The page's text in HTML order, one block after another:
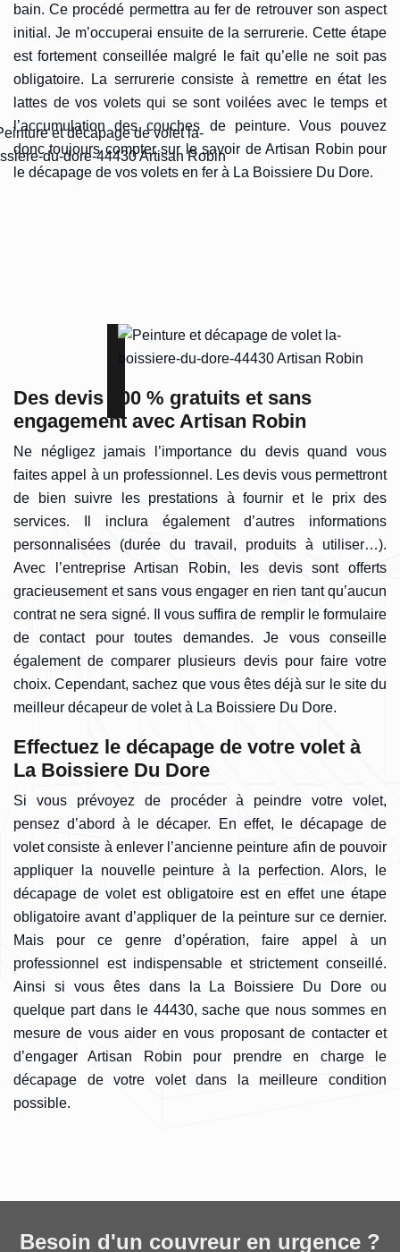
bain. Ce procédé permettra au fer de retrouver son aspect
initial. Je m’occuperai ensuite de la serrurerie. Cette étape
est fortement conseillée malgré le fait qu’elle ne soit pas
obligatoire. La serrurerie consiste à remettre en état les
lattes de vos volets qui se sont voilées avec le temps et
l’accumulation des couches de peinture. Vous pouvez
donc toujours compter sur le savoir de Artisan Robin pour
le décapage de vos volets en fer à La Boissiere Du Dore.
Des devis 100 % gratuits et sans
engagement avec Artisan Robin
Ne négligez jamais l’importance du devis quand vous
faites appel à un professionnel. Les devis vous permettront
de bien suivre les prestations à fournir et le prix des
services. Il inclura également d’autres informations
personnalisées (durée du travail, produits à utiliser…).
Avec l’entreprise Artisan Robin, les devis sont offerts
gracieusement et sans vous engager en rien tant qu’aucun
contrat ne sera signé. Il vous suffira de remplir le formulaire
de contact pour toutes demandes. Je vous conseille
également de comparer plusieurs devis pour faire votre
choix. Cependant, sachez que vous êtes déjà sur le site du
meilleur décapeur de volet à La Boissiere Du Dore.
Effectuez le décapage de votre volet à
La Boissiere Du Dore
Si vous prévoyez de procéder à peindre votre volet,
pensez d’abord à le décaper. En effet, le décapage de
volet consiste à enlever l’ancienne peinture afin de pouvoir
appliquer la nouvelle peinture à la perfection. Alors, le
décapage de volet est obligatoire est en effet une étape
obligatoire avant d’appliquer de la peinture sur ce dernier.
Mais pour ce genre d’opération, faire appel à un
professionnel est indispensable et strictement conseillé.
Ainsi si vous êtes dans la La Boissiere Du Dore ou
quelque part dans le 44430, sache que nous sommes en
mesure de vous aider en vous proposant de contacter et
d’engager Artisan Robin pour prendre en charge le
décapage de votre volet dans la meilleure condition
possible.
Besoin d'un couvreur en urgence ?